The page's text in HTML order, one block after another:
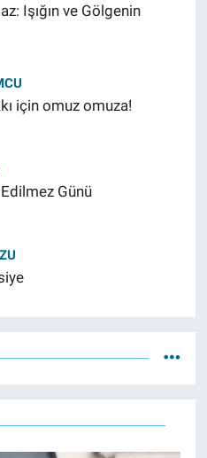
Işığın ve Gölgenin
için omuz omuza!
Edilmez Günü